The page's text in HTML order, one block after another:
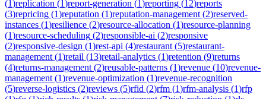
(1)replication (1)report-generation (1)reporting (12)reports
(3)repricing (1)reputation (1)reputation-management (2)reserved-
instances (1)resilience (2)resource-allocation (1)resource-planning
(1)resource-scheduling (2)responsible-ai (2)responsive
(2)responsive-design (1)rest-api (4)restaurant (5)restaurant-
management (1)retail (13)retail-analytics (1)retention (9)returns
(4)returns-management (2)reusable-patterns (1)revenue (10)revenue-
management (1)revenue-optimization (1)revenue-recognition
(5)reverse-logistics (2)reviews (5)rfid (2)rfm (1)rfm-analysis (1)rfp